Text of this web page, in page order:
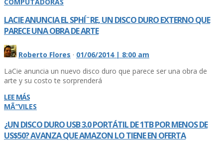
LACIE ANUNCIA EL SPHÍ¨RE, UN DISCO DURO EXTERNO QUE
PARECE UNA OBRA DE ARTE
Roberto Flores · 01/06/2014 | 8:00 am
LaCie anuncia un nuevo disco duro que parece ser una obra de
arte y su costo te sorprenderá
LEE MÁS
MÃ“VILES
¿UN DISCO DURO USB 3.0 PORTÁTIL DE 1TB POR MENOS DE
US$50? AVANZA QUE AMAZON LO TIENE EN OFERTA